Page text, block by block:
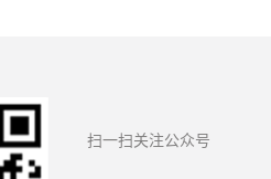
扫一扫关注公众号